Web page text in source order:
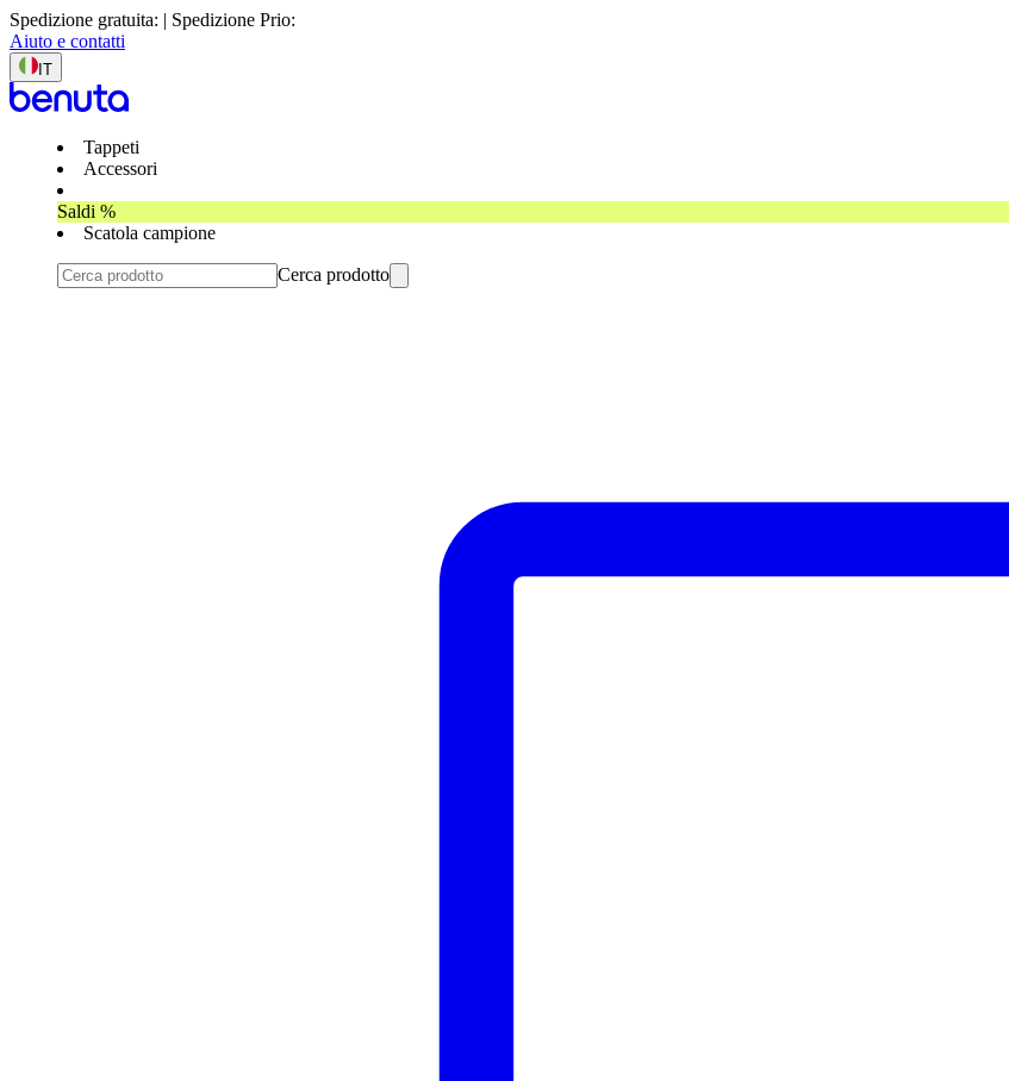
Spedizione gratuita: | Spedizione Prio:
Aiuto e contatti
IT
Tappeti
Accessori
Saldi %
Scatola campione
Cerca prodotto